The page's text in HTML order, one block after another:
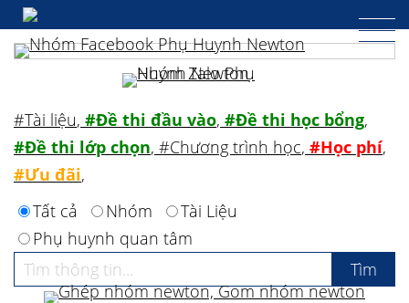
#Tài liệu, #Đề thi đầu vào, #Đề thi học bổng,
#Đề thi lớp chọn, #Chương trình học, #Học phí,
#Ưu đãi,
Tất cả
Nhóm
Tài Liệu
Phụ huynh quan tâm